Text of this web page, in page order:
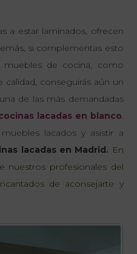
a estar laminados, ofrecen
si complementas esto
de cocina, como
conseguirás aún un
de las más demandadas
lacadas en blanco.
lacados y asistir a
lacadas en Madrid. En
nuestros profesionales del
de aconsejarte y